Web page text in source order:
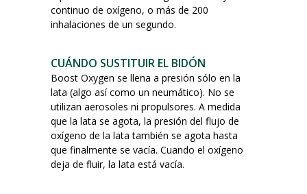
continuo de oxígeno, o más de 200
inhalaciones de un segundo.
CUÁNDO SUSTITUIR EL BIDÓN
Boost Oxygen se llena a presión sólo en la
lata (algo así como un neumático). No se
utilizan aerosoles ni propulsores. A medida
que la lata se agota, la presión del flujo de
oxígeno de la lata también se agota hasta
que finalmente se vacía. Cuando el oxígeno
deja de fluir, la lata está vacía.